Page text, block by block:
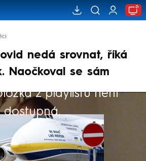
nedá srovnat, říká
Naočkoval se sám
z playlistu není
dostupná.